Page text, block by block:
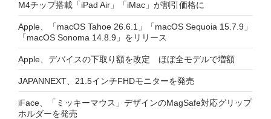
M4チップ搭載「iPad Air」「iMac」が割引価格に
Apple、「macOS Tahoe 26.6.1」「macOS Sequoia 15.7.9」
「macOS Sonoma 14.8.9」をリリース
Apple、デバイスの下取り額を改定 ほぼ全モデルで増額
JAPANNEXT、21.5インチFHDモニターを発売
iFace、「ミッキーマウス」デザインのMagSafe対応グリップ
ホルダーを発売